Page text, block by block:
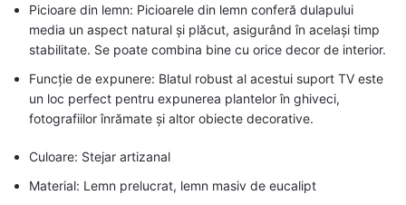
Picioare din lemn: Picioarele din lemn conferă dulapului
media un aspect natural și plăcut, asigurând în același timp
stabilitate. Se poate combina bine cu orice decor de interior.
Funcție de expunere: Blatul robust al acestui suport TV este
un loc perfect pentru expunerea plantelor în ghiveci,
fotografiilor înrămate și altor obiecte decorative.
Culoare: Stejar artizanal
Material: Lemn prelucrat, lemn masiv de eucalipt